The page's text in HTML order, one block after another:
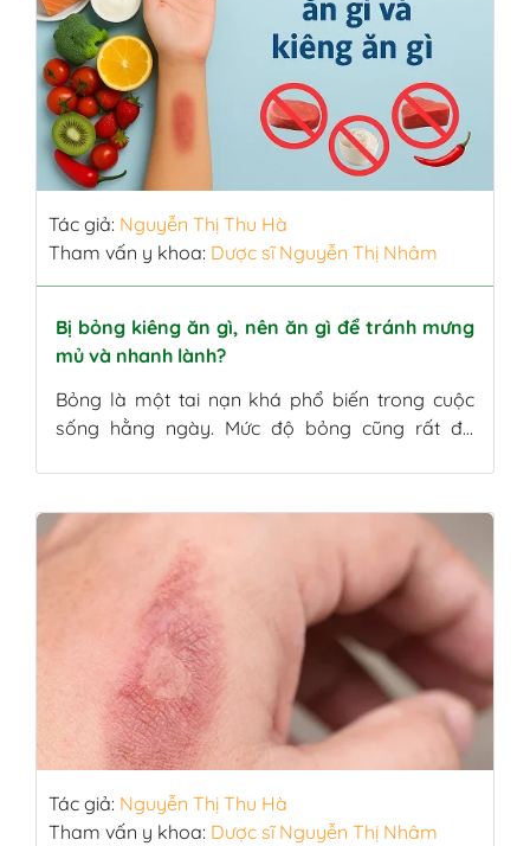
Tác giả: Nguyễn Thị Thu Hà
Tham vấn y khoa: Dược sĩ Nguyễn Thị Nhâm
Bị bỏng kiêng ăn gì, nên ăn gì để tránh mưng
mủ và nhanh lành?
Bỏng là một tai nạn khá phổ biến trong cuộc
sống hằng ngày. Mức độ bỏng cũng rất đa
tại cơ sở y tế. Điều quan trọng cần lưu ý là chế
độ […]
Tác giả: Nguyễn Thị Thu Hà
Tham vấn y khoa: Dược sĩ Nguyễn Thị Nhâm